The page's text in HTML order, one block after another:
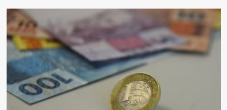
Prévia
inflação
recua
em
setembro
na
comparação
anual